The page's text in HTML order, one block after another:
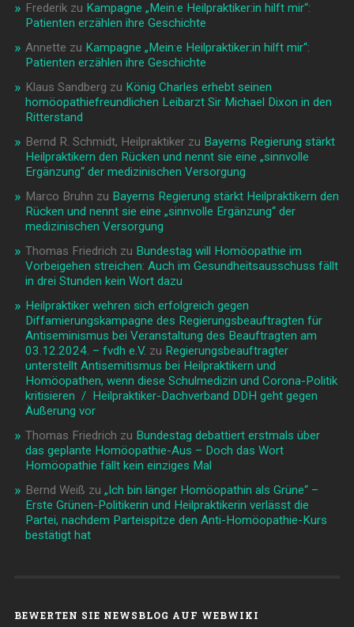
Frederikzu Kampagne „Mein:e Heilpraktiker:in hilft mir“:
Patienten erzählen ihre Geschichte
Annette zu Kampagne „Mein:e Heilpraktiker:in hilft mir“:
Patienten erzählen ihre Geschichte
Klaus Sandberg zu König Charles erhebt seinen
homöopathiefreundlichen Leibarzt Sir Michael Dixon in den
Ritterstand
Bernd R. Schmidt, Heilpraktikerzu Bayerns Regierung stärkt
Heilpraktikern den Rücken und nennt sie eine „sinnvolle
Ergänzung“ der medizinischen Versorgung
Marco Bruhn zu Bayerns Regierung stärkt Heilpraktikern den
Rücken und nennt sie eine „sinnvolle Ergänzung“ der
medizinischen Versorgung
Thomas Friedrich zu Bundestag will Homöopathie im
Vorbeigehen streichen: Auch im Gesundheitsausschuss fällt
in drei Stunden kein Wort dazu
Heilpraktiker wehren sich erfolgreich gegen
Diffamierungskampagne des Regierungsbeauftragten für
Antiseminismus bei Veranstaltung des Beauftragten am
03.12.2024. – fvdh e.V. zu Regierungsbeauftragter
unterstellt Antisemitismus bei Heilpraktikern und
Homöopathen, wenn diese Schulmedizin und Corona-Politik
kritisieren / Heilpraktiker-Dachverband DDH geht gegen
Äußerung vor
Thomas Friedrich zu Bundestag debattiert erstmals über
das geplante Homöopathie-Aus – Doch das Wort
Homöopathie fällt kein einziges Mal
Bernd Weiß zu „Ich bin länger Homöopathin als Grüne“ –
Erste Grünen-Politikerin und Heilpraktikerin verlässt die
Partei, nachdem Parteispitze den Anti-Homöopathie-Kurs
bestätigt hat
BEWERTEN SIE NEWSBLOG AUF WEBWIKI